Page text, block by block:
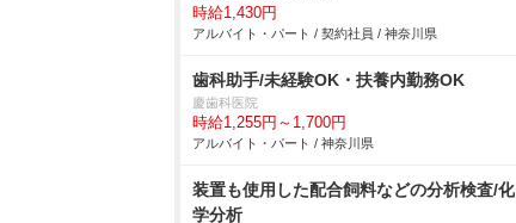
時給1,430円
アルバイト・パート / 契約社員 / 神奈川県
歯科助手/未経験OK・扶養内勤務OK
慶歯科医院
時給1,255円～1,700円
アルバイト・パート / 神奈川県
装置も使用した配合飼料などの分析検査/化
学分析